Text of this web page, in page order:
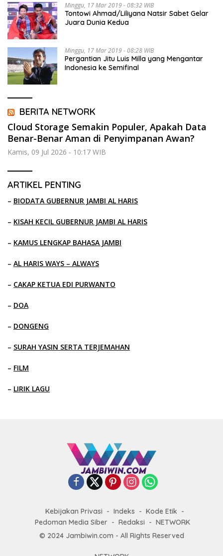
Minggu, 17 Mar 2019 - 08:32 WIB
Tontowi Ahmad/Liliyana Natsir Sabet Gelar
Juara Dunia Kedua
Minggu, 17 Mar 2019 - 08:28 WIB
Pergantian Jitu Luis Milla yang Mengantar
Indonesia ke Semifinal
BERITA NETWORK
Cloud Storage Semakin Populer, Apakah Data
Benar-Benar Aman di Penyimpanan Awan?
Kamis, 09 Jul 2026 - 10:17 WIB
ARTIKEL PENTING
– BIODATA GUBERNUR JAMBI AL HARIS
– KISAH KECIL GUBERNUR JAMBI AL HARIS
– KAMUS LENGKAP BAHASA JAMBI
– AL HARIS WAYS – ALWAYS
– CAKAP KETUA EDI PURWANTO
– DOA
– DONGENG
– SURAH YASIN SERTA TERJEMAHAN
– FILM
– LIRIK LAGU
Kebijakan Privasi Indeks
Kode Etik
Pedoman Media Siber
Redaksi
NETWORK
© 2024 Jambiwin.com - All Rights Reserved